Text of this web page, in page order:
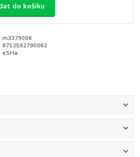
do košíku
m3379006
8712592790062
eSHa